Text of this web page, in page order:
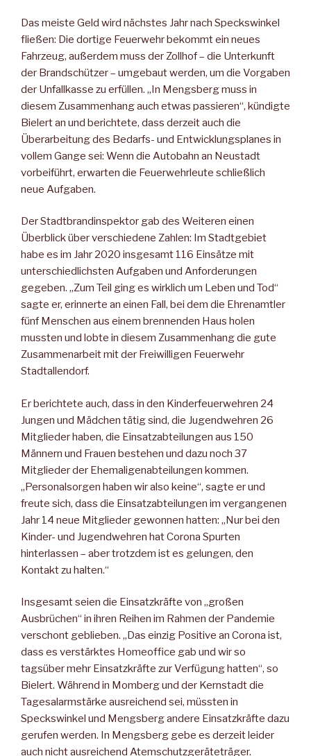
Das meiste Geld wird nächstes Jahr nach Speckswinkel
fließen: Die dortige Feuerwehr bekommt ein neues
Fahrzeug, außerdem muss der Zollhof – die Unterkunft
der Brandschützer – umgebaut werden, um die Vorgaben
der Unfallkasse zu erfüllen. „In Mengsberg muss in
diesem Zusammenhang auch etwas passieren“, kündigte
Bielert an und berichtete, dass derzeit auch die
Überarbeitung des Bedarfs- und Entwicklungsplanes in
vollem Gange sei: Wenn die Autobahn an Neustadt
vorbeiführt, erwarten die Feuerwehrleute schließlich
neue Aufgaben.
Der Stadtbrandinspektor gab des Weiteren einen
Überblick über verschiedene Zahlen: Im Stadtgebiet
habe es im Jahr 2020 insgesamt 116 Einsätze mit
unterschiedlichsten Aufgaben und Anforderungen
gegeben. „Zum Teil ging es wirklich um Leben und Tod“
sagte er, erinnerte an einen Fall, bei dem die Ehrenamtler
fünf Menschen aus einem brennenden Haus holen
mussten und lobte in diesem Zusammenhang die gute
Zusammenarbeit mit der Freiwilligen Feuerwehr
Stadtallendorf.
Er berichtete auch, dass in den Kinderfeuerwehren 24
Jungen und Mädchen tätig sind, die Jugendwehren 26
Mitglieder haben, die Einsatzabteilungen aus 150
Männern und Frauen bestehen und dazu noch 37
Mitglieder der Ehemaligenabteilungen kommen.
„Personalsorgen haben wir also keine“, sagte er und
freute sich, dass die Einsatzabteilungen im vergangenen
Jahr 14 neue Mitglieder gewonnen hatten: „Nur bei den
Kinder- und Jugendwehren hat Corona Spurten
hinterlassen – aber trotzdem ist es gelungen, den
Kontakt zu halten.“
Insgesamt seien die Einsatzkräfte von „großen
Ausbrüchen“ in ihren Reihen im Rahmen der Pandemie
verschont geblieben. „Das einzig Positive an Corona ist,
dass es verstärktes Homeoffice gab und wir so
tagsüber mehr Einsatzkräfte zur Verfügung hatten“, so
Bielert. Während in Momberg und der Kernstadt die
Tagesalarmstärke ausreichend sei, müssten in
Speckswinkel und Mengsberg andere Einsatzkräfte dazu
gerufen werden. In Mengsberg gebe es derzeit leider
auch nicht ausreichend Atemschutzgeräteträger.